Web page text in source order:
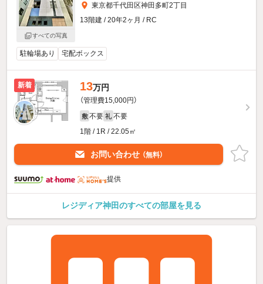
すべての写真
東京都千代田区神田多町2丁目
13階建 / 20年2ヶ月 / RC
駐輪場あり 宅配ボックス
新着 13万円
（管理費15,000円）
敷 不要 礼 不要
1階 / 1R / 22.05㎡
お問い合わせ （無料）
提供
レジディア神田のすべての部屋を見る